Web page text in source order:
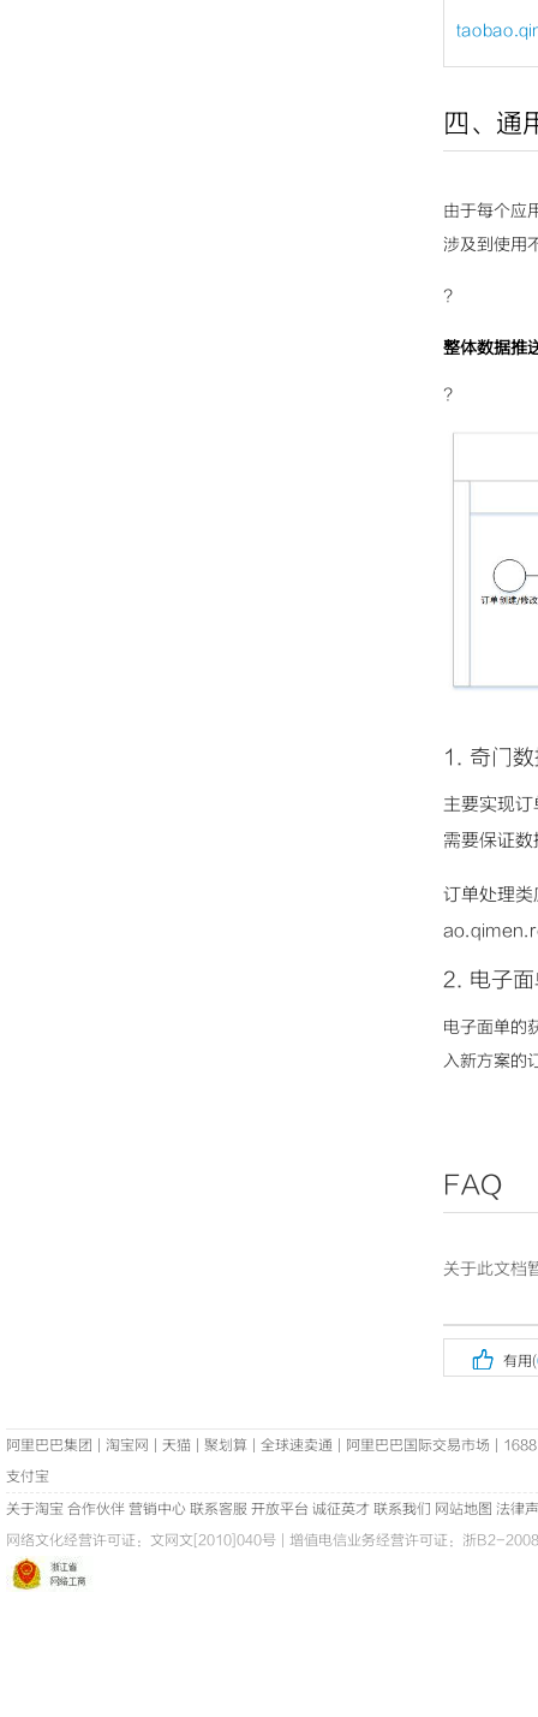
四、通
由于每个应
涉及到使用
?
整体数据推
?
1. 奇门
主要实现
需要保证
订单处理
2. 电子
电子面单的
入新方案的
FAQ
关于此文档
 有用(
阿里巴巴集团 淘宝网 天猫 聚划算 全球速卖通 阿里巴巴国际交易市场
1688
支付宝
关于淘宝 合作伙伴 营销中心 联系客服 开放平台 诚征英才 联系我们 网站地图 法律
网络文化经营许可证： 文网文[2010]040号 增值电信业务经营许可证：浙B2-